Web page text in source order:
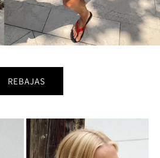
REBAJAS